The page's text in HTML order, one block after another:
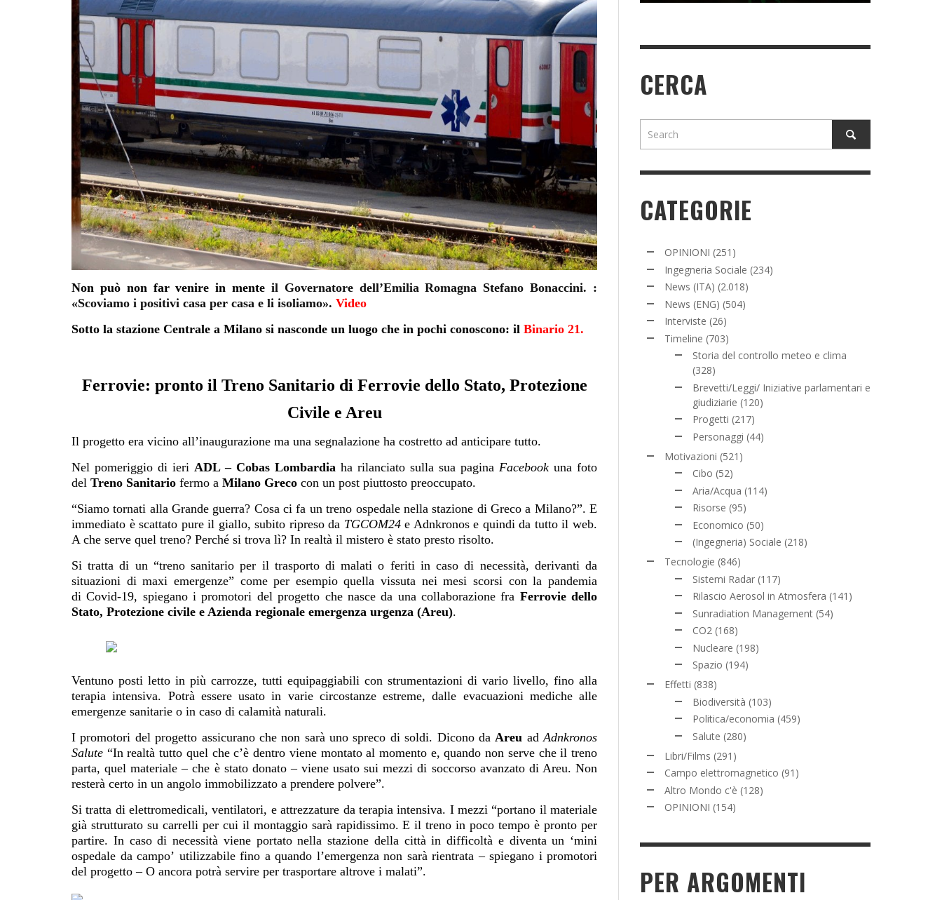
Non può non far venire in mente il Governatore dell’Emilia Romagna Stefano Bonaccini. :
«Scoviamo i positivi casa per casa e li isoliamo». Video
Sotto la stazione Centrale a Milano si nasconde un luogo che in pochi conoscono: il Binario 21.
Ferrovie: pronto il Treno Sanitario di Ferrovie dello Stato, Protezione
Civile e Areu
Il progetto era vicino all’inaugurazione ma una segnalazione ha costretto ad anticipare tutto.
Nel pomeriggio di ieri ADL – Cobas Lombardia ha rilanciato sulla sua pagina Facebook una foto
del Treno Sanitario fermo a Milano Greco con un post piuttosto preoccupato.
“Siamo tornati alla Grande guerra? Cosa ci fa un treno ospedale nella stazione di Greco a Milano?”. E
immediato è scattato pure il giallo, subito ripreso da TGCOM24e Adnkronos e quindi da tutto il web.
A che serve quel treno? Perché si trova lì? In realtà il mistero è stato presto risolto.
Si tratta di un “treno sanitario per il trasporto di malati o feriti in caso di necessità, derivanti da
situazioni di maxi emergenze” come per esempio quella vissuta nei mesi scorsi con la pandemia
di Covid-19, spiegano i promotori del progetto che nasce da una collaborazione fra Ferrovie dello
Stato, Protezione civile e Azienda regionale emergenza urgenza (Areu).
Ventuno posti letto in più carrozze, tutti equipaggiabili con strumentazioni di vario livello, fino alla
terapia intensiva. Potrà essere usato in varie circostanze estreme, dalle evacuazioni mediche alle
emergenze sanitarie o in caso di calamità naturali.
I promotori del progetto assicurano che non sarà uno spreco di soldi. Dicono daAreu adAdnkronos
Salute “In realtà tutto quel che c’è dentro viene montato al momento e, quando non serve che il treno
parta, quel materiale – che è stato donato – viene usato sui mezzi di soccorso avanzato di Areu. Non
resterà certo in un angolo immobilizzato a prendere polvere”.
Si tratta di elettromedicali, ventilatori, e attrezzature da terapia intensiva. I mezzi “portano il materiale
già strutturato su carrelli per cui il montaggio sarà rapidissimo. E il treno in poco tempo è pronto per
partire. In caso di necessità viene portato nella stazione della città in difficoltà e diventa un ‘mini
ospedale da campo’ utilizzabile fino a quando l’emergenza non sarà rientrata – spiegano i promotori
del progetto – O ancora potrà servire per trasportare altrove i malati”.
CERCA
CATEGORIE
OPINIONI (251)
Ingegneria Sociale (234)
News (ITA) (2.018)
News (ENG) (504)
Interviste (26)
Timeline (703)
Storia del controllo meteo e clima
(328)
Brevetti/Leggi/ Iniziative parlamentari e
giudiziarie (120)
Progetti (217)
Personaggi (44)
Motivazioni (521)
Cibo (52)
Aria/Acqua (114)
Risorse (95)
Economico (50)
(Ingegneria) Sociale (218)
Tecnologie (846)
Sistemi Radar (117)
Rilascio Aerosol in Atmosfera (141)
Sunradiation Management (54)
CO2 (168)
Nucleare (198)
Spazio (194)
Effetti (838)
Biodiversità (103)
Politica/economia (459)
Salute (280)
Libri/Films (291)
Campo elettromagnetico (91)
Altro Mondo c'è (128)
OPINIONI (154)
PER ARGOMENTI